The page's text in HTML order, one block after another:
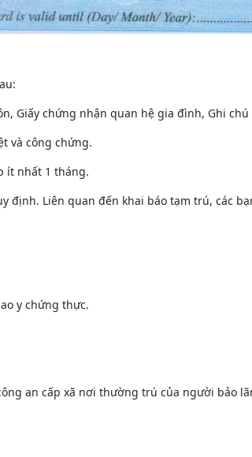
Giấy chứng nhận quan hệ gia đình, Ghi
và công chứng.
ít nhất 1 tháng.
định. Liên quan đến khai báo tạm trú, các
y chứng thực.
an cấp xã nơi thường trú của người bảo